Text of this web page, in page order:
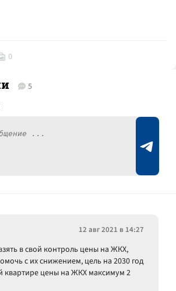
0
5
12 авг 2021 в 14:27
в свой контроль цены на ЖКХ,
с их снижением, цель на 2030 год
квартире цены на ЖКХ максимум 2